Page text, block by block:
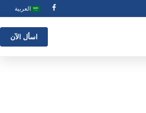
العربية
اسأل الآن